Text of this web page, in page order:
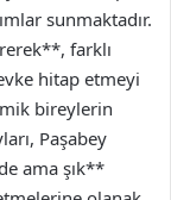
sunmaktadır.
farklı
hitap etmeyi
bireylerin
Paşabey
ama şık**